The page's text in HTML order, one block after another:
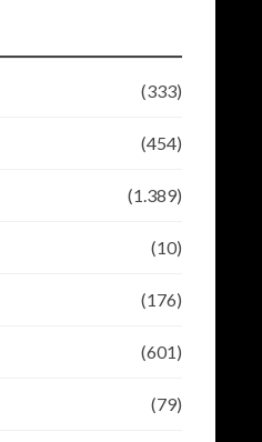
(333)
(454)
(1.389)
(10)
(176)
(601)
(79)